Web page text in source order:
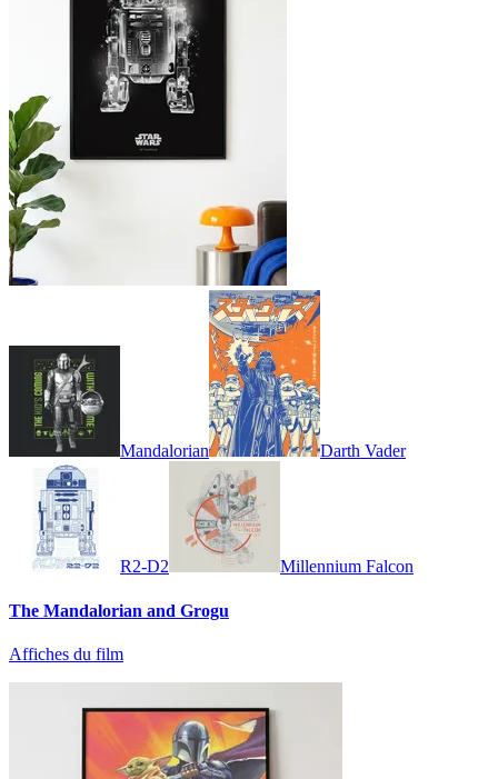
Mandalorian Darth Vader
R2-D2 Millennium Falcon
The Mandalorian and Grogu
Affiches du film